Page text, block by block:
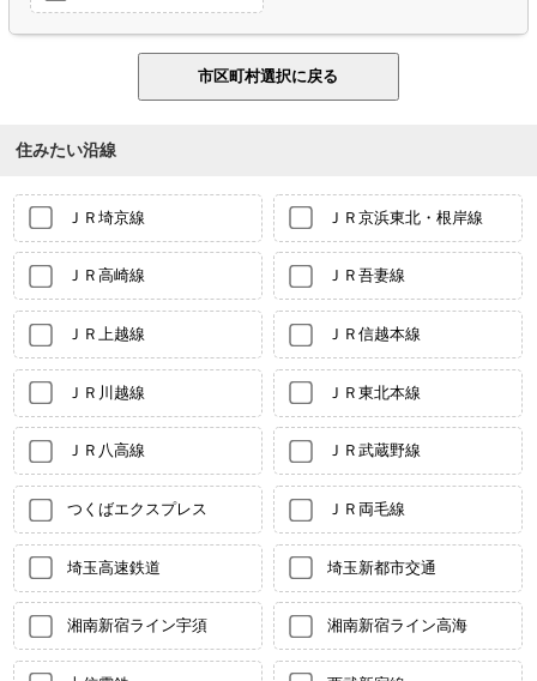
住みたい沿線
ＪＲ埼京線 ＪＲ京浜東北・根岸線
ＪＲ高崎線 ＪＲ吾妻線
ＪＲ上越線 ＪＲ信越本線
ＪＲ川越線 ＪＲ東北本線
ＪＲ八高線 ＪＲ武蔵野線
つくばエクスプレス ＪＲ両毛線
埼玉高速鉄道 埼玉新都市交通
湘南新宿ライン宇須 湘南新宿ライン高海